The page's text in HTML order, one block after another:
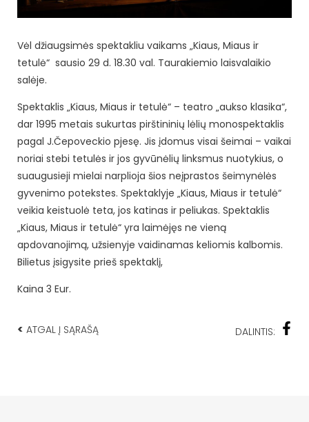
Vėl džiaugsimės spektakliu vaikams „Kiaus, Miaus ir
tetulė“ sausio 29 d. 18.30 val. Taurakiemio laisvalaikio
salėje.
Spektaklis „Kiaus, Miaus ir tetulė“ – teatro „aukso klasika“,
dar 1995 metais sukurtas pirštininių lėlių monospektaklis
pagal J.Čepoveckio pjesę. Jis įdomus visai šeimai – vaikai
noriai stebi tetulės ir jos gyvūnėlių linksmus nuotykius, o
suaugusieji mielai narplioja šios neįprastos šeimynėlės
gyvenimo potekstes. Spektaklyje „Kiaus, Miaus ir tetulė“
veikia keistuolė teta, jos katinas ir peliukas. Spektaklis
„Kiaus, Miaus ir tetulė“ yra laimėjęs ne vieną
apdovanojimą, užsienyje vaidinamas keliomis kalbomis.
Bilietus įsigysite prieš spektaklį,
Kaina 3 Eur.
< ATGAL Į SĄRAŠĄ DALINTIS: